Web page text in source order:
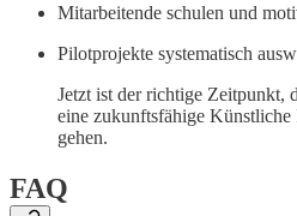
Mitarbeitende schulen und
Pilotprojekte systematisch
Jetzt ist der richtige Zeitpunkt,
eine zukunftsfähige Künstliche
gehen.
FAQ